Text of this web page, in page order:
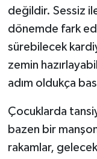
değildir. Sessiz
dönemde fark
sürebilecek
zemin
adım oldukça
Çocuklarda
bazen bir
rakamlar,